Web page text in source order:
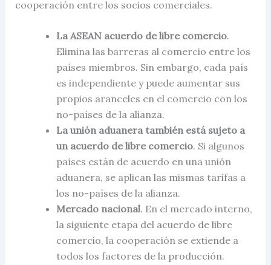
cooperación entre los socios comerciales.
La ASEAN acuerdo de libre comercio.
Elimina las barreras al comercio entre los
países miembros. Sin embargo, cada país
es independiente y puede aumentar sus
propios aranceles en el comercio con los
no-países de la alianza.
La unión aduanera también está sujeto a
un acuerdo de libre comercio. Si algunos
países están de acuerdo en una unión
aduanera, se aplican las mismas tarifas a
los no-países de la alianza.
Mercado nacional. En el mercado interno,
la siguiente etapa delacuerdo de libre
comercio, la cooperación se extiende a
todos los factores de la producción.